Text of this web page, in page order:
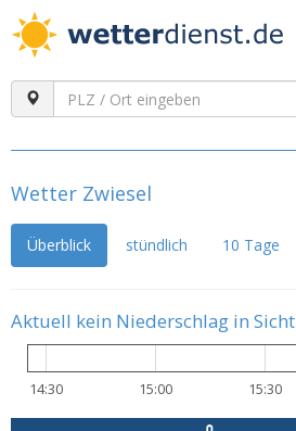
Wetter Zwiesel
Überblick stündlich 10 Tage
Aktuell kein Niederschlag in Sicht
14:30 15:00 15:30